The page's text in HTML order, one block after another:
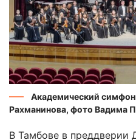
Академический
Рахманинова, фото Вадима
В Тамбове в преддверии